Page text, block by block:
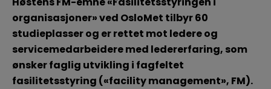
organisasjoner» ved OsloMet tilbyr 60
studieplasser og er rettet mot ledere og
servicemedarbeidere med ledererfaring, som
ønsker faglig utvikling i fagfeltet
fasilitetsstyring («facility management», FM).